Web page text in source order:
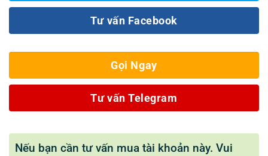
Tư vấn Facebook
Gọi Ngay
Tư vấn Telegram
Nếu bạn cần tư vấn mua tài khoản này. Vui